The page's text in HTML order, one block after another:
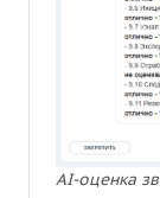
AI-оценка